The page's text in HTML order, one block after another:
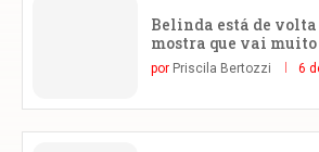
Belinda está de
mostra que vai muito
por Priscila Bertozzi 6